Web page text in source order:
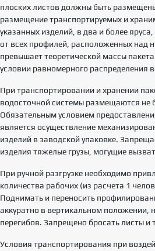
плоских листов должны быть
размещение транспортируемых и
указанных изделий, в два и более
от всех профилей, расположенных над
превышает теоретической массы
условии равномерного распределения
При транспортировании и хранении
водосточной системы размещаются не
Обязательным условием
является осуществление
изделий в заводской упаковке.
изделия тяжелые грузы, могущие
При ручной разгрузке необходимо
количества рабочих (из расчета 1
Поднимать и переносить
аккуратно в вертикальном положении,
перегибов. Запрещено бросать листы и
Условия транспортирования при